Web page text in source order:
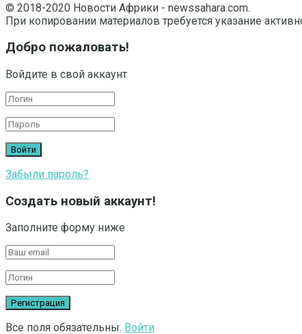
© 2018-2020 Новости Африки - newssahara.com.
При копировании материалов требуется указание
Добро пожаловать!
Войдите в свой аккаунт
Забыли пароль?
Создать новый аккаунт!
Заполните форму ниже
Все поля обязательны. Войти